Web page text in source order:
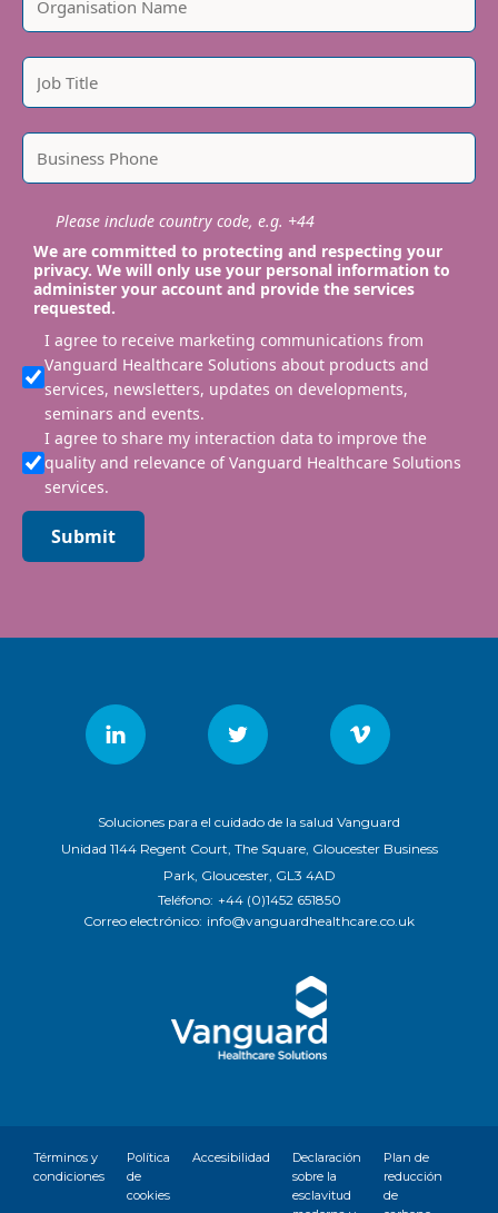
Please include country code, e.g. +44
We are committed to protecting and respecting your
privacy. We will only use your personal information to
administer your account and provide the services
requested.
I agree to receive marketing communications from
Vanguard Healthcare Solutions about products and
services, newsletters, updates on developments,
seminars and events.
I agree to share my interaction data to improve the
quality and relevance of Vanguard Healthcare Solutions
services.
Submit
Soluciones para el cuidado de la salud Vanguard
Unidad 1144 Regent Court, The Square, Gloucester Business
Park, Gloucester, GL3 4AD
Teléfono: +44 (0)1452 651850
Correo electrónico: info@vanguardhealthcare.co.uk
Términos y
condiciones
Política
de
cookies
Accesibilidad
Declaración
sobre la
esclavitud
Plan de
reducción
de